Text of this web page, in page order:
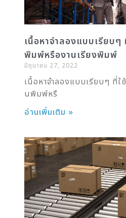
เนื้อหาจำลองแบบเรียบ
พิมพ์หรืองานเรียงพิมพ์
มิถุนายน 27, 2022
เนื้อหาจำลองแบบเรียบๆ ที่ใ
นพิมพ์หรื
อ่านเพิ่มเติม »